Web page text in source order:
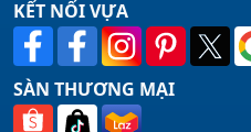
KẾT NỐI VỰA
SÀN THƯƠNG MẠI